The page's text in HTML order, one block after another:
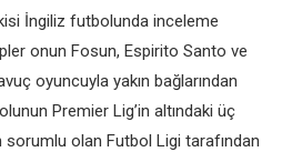
İngiliz futbolunda inceleme
onun Fosun, Espirito Santo ve
oyuncuyla yakın bağlarından
Premier Lig’in altındaki üç
olan Futbol Ligi tarafından